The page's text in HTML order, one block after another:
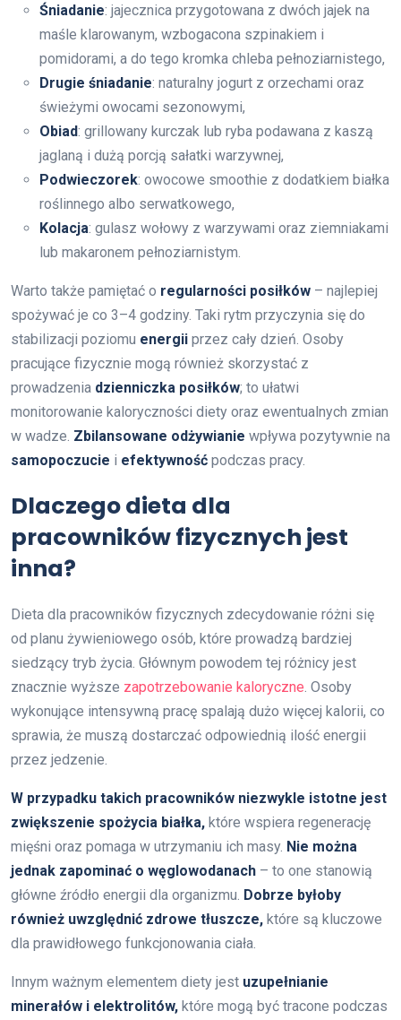
Śniadanie: jajecznica przygotowana z dwóch jajek na
maśle klarowanym, wzbogacona szpinakiem i
pomidorami, a do tego kromka chleba pełnoziarnistego,
Drugie śniadanie: naturalny jogurt z orzechami oraz
świeżymi owocami sezonowymi,
Obiad: grillowany kurczak lub ryba podawana z kaszą
jaglaną i dużą porcją sałatki warzywnej,
Podwieczorek: owocowe smoothie z dodatkiem białka
roślinnego albo serwatkowego,
Kolacja: gulasz wołowy z warzywami oraz ziemniakami
lub makaronem pełnoziarnistym.
Warto także pamiętać o regularności posiłków – najlepiej
spożywać je co 3–4 godziny. Taki rytm przyczynia się do
stabilizacji poziomu energii przez cały dzień. Osoby
pracujące fizycznie mogą również skorzystać z
prowadzenia dzienniczka posiłków; to ułatwi
monitorowanie kaloryczności diety oraz ewentualnych zmian
w wadze. Zbilansowane odżywianie wpływa pozytywnie na
samopoczucie i efektywność podczas pracy.
Dlaczego dieta dla
pracowników fizycznych jest
inna?
Dieta dla pracowników fizycznych zdecydowanie różni się
od planu żywieniowego osób, które prowadzą bardziej
siedzący tryb życia. Głównym powodem tej różnicy jest
znacznie wyższe zapotrzebowanie kaloryczne . Osoby
wykonujące intensywną pracę spalają dużo więcej kalorii, co
sprawia, że muszą dostarczać odpowiednią ilość energii
przez jedzenie.
W przypadku takich pracowników niezwykle istotne jest
zwiększenie spożycia białka, które wspiera regenerację
mięśni oraz pomaga w utrzymaniu ich masy. Nie można
jednak zapominać o węglowodanach – to one stanowią
główne źródło energii dla organizmu. Dobrze byłoby
również uwzględnić zdrowe tłuszcze, które są kluczowe
dla prawidłowego funkcjonowania ciała.
Innym ważnym elementem diety jest uzupełnianie
minerałów i elektrolitów, które mogą być tracone podczas